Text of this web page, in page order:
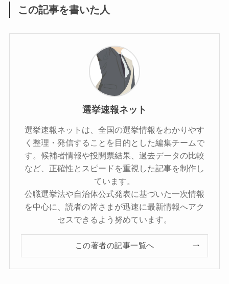
この記事を書いた人
選挙速報ネット
選挙速報ネットは、全国の選挙情報をわかりやす
く整理・発信することを目的とした編集チームで
す。候補者情報や投開票結果、過去データの比較
など、正確性とスピードを重視した記事を制作し
ています。
公職選挙法や自治体公式発表に基づいた一次情報
を中心に、読者の皆さまが迅速に最新情報へアク
セスできるよう努めています。
この著者の記事一覧へ